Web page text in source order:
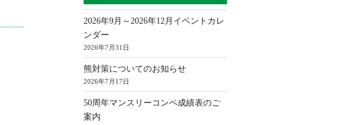
2026年9月～2026年12月イベントカレ
ンダー
2026年7月31日
熊対策についてのお知らせ
2026年7月17日
50周年マンスリーコンペ成績表のご
案内